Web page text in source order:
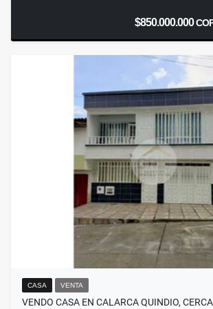
$850.000.000
CASA VENTA
VENDO CASA EN CALARCA QUINDIO,